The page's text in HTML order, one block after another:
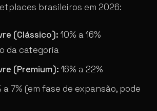
brasileiros em 2026:
(Clássico): 10% a 16%
da categoria
(Premium): 16% a 22%
a 7% (em fase de expansão, pode